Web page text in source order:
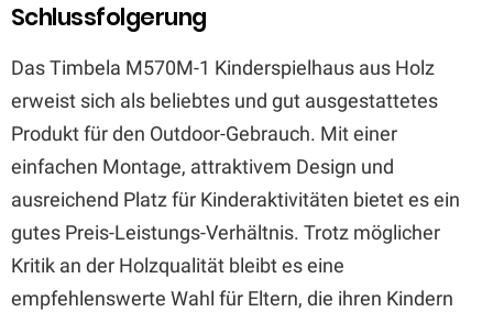
Schlussfolgerung
Das Timbela M570M-1 Kinderspielhaus aus Holz
erweist sich als beliebtes und gut ausgestattetes
Produkt für den Outdoor-Gebrauch. Mit einer
einfachen Montage, attraktivem Design und
ausreichend Platz für Kinderaktivitäten bietet es ein
gutes Preis-Leistungs-Verhältnis. Trotz möglicher
Kritik an der Holzqualität bleibt es eine
empfehlenswerte Wahl für Eltern, die ihren Kindern